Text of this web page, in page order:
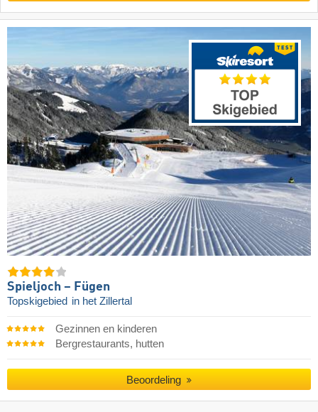
Spieljoch – Fügen
Topskigebied in het Zillertal
Gezinnen en kinderen
Bergrestaurants, hutten
Beoordeling